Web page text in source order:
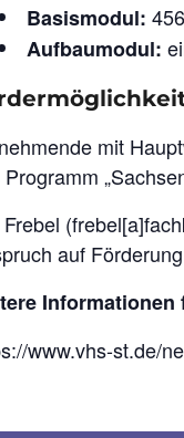
Basismodul:
Aufbaumodul:
mit
auf
Informationen
www.vhs-st.de/